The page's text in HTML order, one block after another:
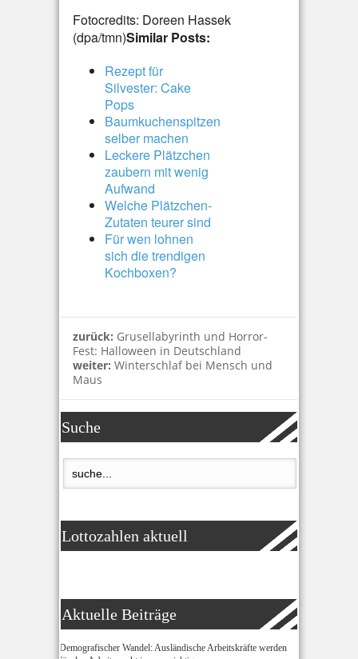
Fotocredits: Doreen Hassek
(dpa/tmn)Similar Posts:
Rezept für
Silvester: Cake
Pops
Baumkuchenspitzen
selber machen
Leckere Plätzchen
zaubern mit wenig
Aufwand
Welche Plätzchen-
Zutaten teurer sind
Für wen lohnen
sich die trendigen
Kochboxen?
zurück: Grusellabyrinth und Horror-
Fest: Halloween in Deutschland
weiter: Winterschlaf bei Mensch und
Maus
Suche
Lottozahlen aktuell
Aktuelle Beiträge
Demografischer Wandel: Ausländische Arbeitskräfte werden